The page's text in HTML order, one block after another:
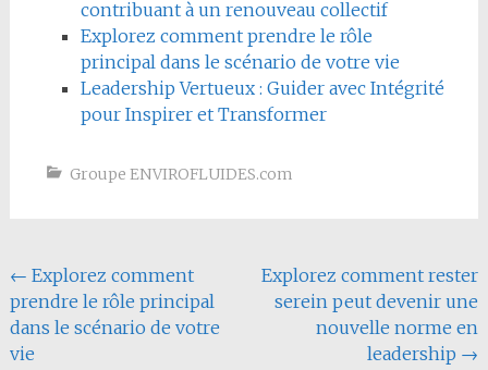
contribuant à un renouveau collectif
Explorez comment prendre le rôle
principal dans le scénario de votre vie
Leadership Vertueux : Guider avec Intégrité
pour Inspirer et Transformer
Groupe ENVIROFLUIDES.com
Navigation
de
l'article
← Explorez comment
prendre le rôle principal
dans le scénario de votre
vie
Explorez comment rester
serein peut devenir une
nouvelle norme en
leadership →